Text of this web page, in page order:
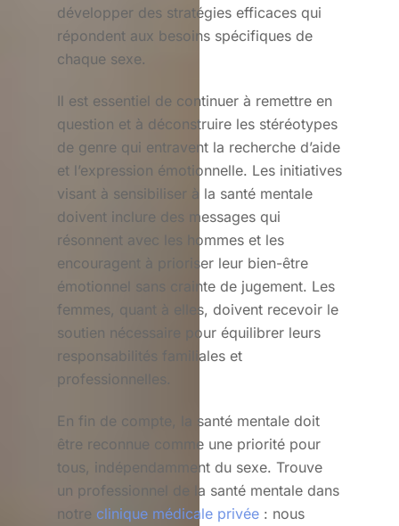
développer des stratégies efficaces qui
répondent aux besoins spécifiques de
chaque sexe.
Il est essentiel de continuer à remettre en
question et à déconstruire les stéréotypes
de genre qui entravent la recherche d’aide
et l’expression émotionnelle. Les initiatives
visant à sensibiliser à la santé mentale
doivent inclure des messages qui
résonnent avec les hommes et les
encouragent à prioriser leur bien-être
émotionnel sans crainte de jugement. Les
femmes, quant à elles, doivent recevoir le
soutien nécessaire pour équilibrer leurs
responsabilités familiales et
professionnelles.
En fin de compte, la santé mentale doit
être reconnue comme une priorité pour
tous, indépendamment du sexe. Trouve
un professionnel de la santé mentale dans
notre clinique médicale privée : nous